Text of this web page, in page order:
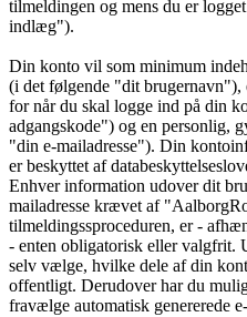
tilmeldingen og mens du er
indlæg").
Din konto vil som minimum
(i det følgende "dit brugernavn"),
for når du skal logge ind på din
adgangskode") og en personlig,
"din e-mailadresse"). Din
er beskyttet af
Enhver information udover dit
mailadresse krævet af
tilmeldingssproceduren, er -
- enten obligatorisk eller valgfrit.
selv vælge, hvilke dele af din
offentligt. Derudover har du
fravælge automatisk genererede